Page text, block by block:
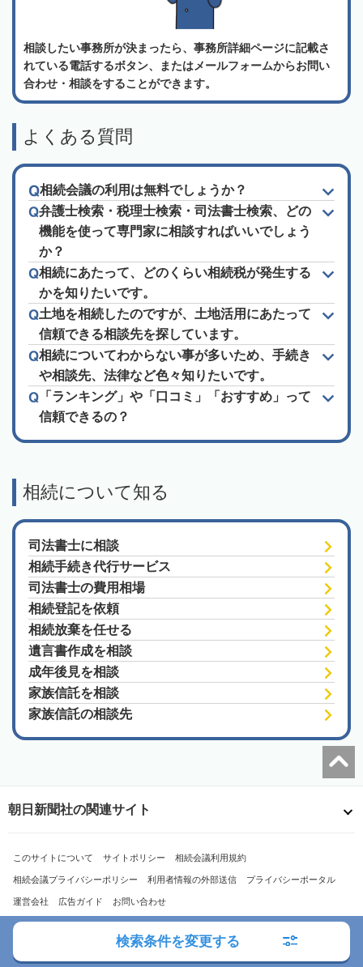
相談したい事務所が決まったら、事務所詳細ページに記載さ
れている電話するボタン、またはメールフォームからお問い
合わせ・相談をすることができます。
よくある質問
相続会議の利用は無料でしょうか？
弁護士検索・税理士検索・司法書士検索、どの
機能を使って専門家に相談すればいいでしょう
か？
相続にあたって、どのくらい相続税が発生する
かを知りたいです。
土地を相続したのですが、土地活用にあたって
信頼できる相談先を探しています。
相続についてわからない事が多いため、手続き
や相談先、法律など色々知りたいです。
「ランキング」や「口コミ」「おすすめ」って
信頼できるの？
相続について知る
司法書士に相談
相続手続き代行サービス
司法書士の費用相場
相続登記を依頼
相続放棄を任せる
遺言書作成を相談
成年後見を相談
家族信託を相談
家族信託の相談先
検索条件を変更する
朝日新聞社の関連サイト
このサイトについて サイトポリシー 相続会議利用規約
相続会議プライバシーポリシー 利用者情報の外部送信 プライバシーポータル
運営会社 広告ガイド お問い合わせ